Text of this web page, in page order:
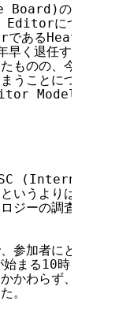
のオープンマ
Editorについて、
あるHeather
早く退任するそう
ものの、今まで
うことについて
Modelのあり
(Internet
いうよりは、最
ジーの調査や、
参加者にとって
始まる10時より早
かわらず、会場
。